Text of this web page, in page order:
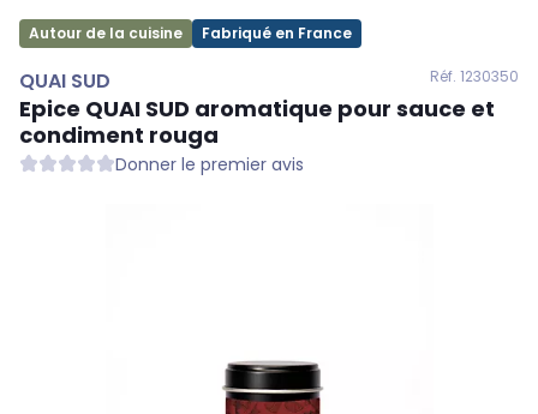
Autour de la cuisine Fabriqué en France
QUAI SUD Réf. 1230350
Epice QUAI SUD aromatique pour sauce et
condiment rouga
Donner le premier avis